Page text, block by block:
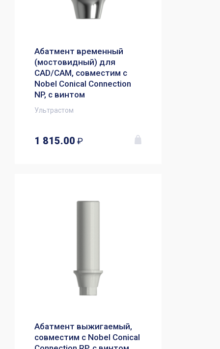
Абатмент временный
(мостовидный) для
CAD/CAM, совместим с
Nobel Conical Connection
NP, с винтом
Ультрастом
1 815.00 ₽
Абатмент выжигаемый,
совместим с Nobel Conical